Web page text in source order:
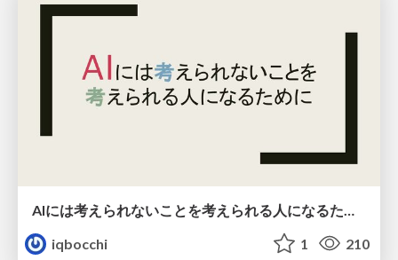
iqbocchi
1 210